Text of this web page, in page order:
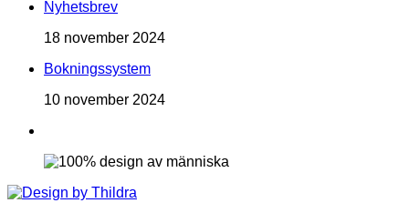
Nyhetsbrev
18 november 2024
Bokningssystem
10 november 2024